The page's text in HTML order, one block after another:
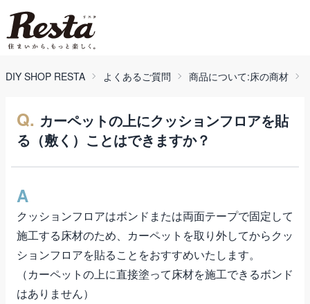
DIY SHOP RESTA よくあるご質問 商品について:床の商材
Q. カーペットの上にクッションフロアを貼
る（敷く）ことはできますか？
A
クッションフロアはボンドまたは両面テープで固定して
施工する床材のため、カーペットを取り外してからクッ
ションフロアを貼ることをおすすめいたします。
（カーペットの上に直接塗って床材を施工できるボンド
はありません）